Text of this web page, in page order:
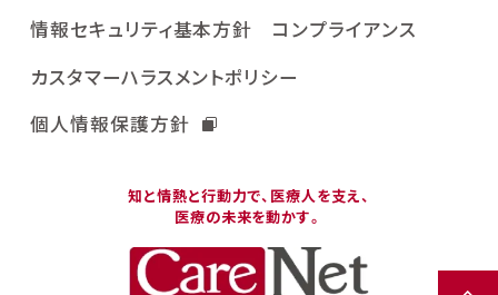
知と情熱と行動力で、医療人を支え、
医療の未来を動かす。
情報セキュリティ基本方針
コンプライアンス
カスタマーハラスメントポリシー
個人情報保護方針